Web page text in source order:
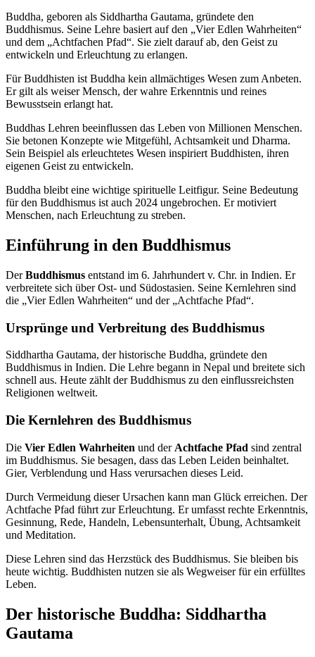
Buddha, geboren als Siddhartha Gautama, gründete den
Buddhismus. Seine Lehre basiert auf den „Vier Edlen Wahrheiten“
und dem „Achtfachen Pfad“. Sie zielt darauf ab, den Geist zu
entwickeln und Erleuchtung zu erlangen.
Für Buddhisten ist Buddha kein allmächtiges Wesen zum Anbeten.
Er gilt als weiser Mensch, der wahre Erkenntnis und reines
Bewusstsein erlangt hat.
Buddhas Lehren beeinflussen das Leben von Millionen Menschen.
Sie betonen Konzepte wie Mitgefühl, Achtsamkeit und Dharma.
Sein Beispiel als erleuchtetes Wesen inspiriert Buddhisten, ihren
eigenen Geist zu entwickeln.
Buddha bleibt eine wichtige spirituelle Leitfigur. Seine Bedeutung
für den Buddhismus ist auch 2024 ungebrochen. Er motiviert
Menschen, nach Erleuchtung zu streben.
Einführung in den Buddhismus
DerBuddhismus entstand im 6. Jahrhundert v. Chr. in Indien. Er
verbreitete sich über Ost- und Südostasien. Seine Kernlehren sind
die „Vier Edlen Wahrheiten“ und der „Achtfache Pfad“.
Ursprünge und Verbreitung des Buddhismus
Siddhartha Gautama, der historische Buddha, gründete den
Buddhismus in Indien. Die Lehre begann in Nepal und breitete sich
schnell aus. Heute zählt der Buddhismus zu den einflussreichsten
Religionen weltweit.
Die Kernlehren des Buddhismus
Die Vier Edlen Wahrheiten und der Achtfache Pfad sind zentral
im Buddhismus. Sie besagen, dass das Leben Leiden beinhaltet.
Gier, Verblendung und Hass verursachen dieses Leid.
Durch Vermeidung dieser Ursachen kann man Glück erreichen. Der
Achtfache Pfad führt zur Erleuchtung. Er umfasst rechte Erkenntnis,
Gesinnung, Rede, Handeln, Lebensunterhalt, Übung, Achtsamkeit
und Meditation.
Diese Lehren sind das Herzstück des Buddhismus. Sie bleiben bis
heute wichtig. Buddhisten nutzen sie als Wegweiser für ein erfülltes
Leben.
Der historische Buddha: Siddhartha
Gautama